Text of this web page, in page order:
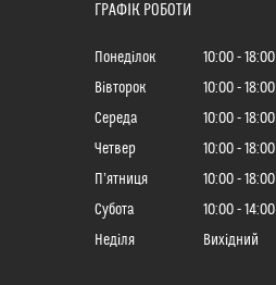
ГРАФІК РОБОТИ
Понеділок 10:00 18:00
Вівторок
10:00 18:00
Середа
10:00 18:00
Четвер
10:00 18:00
Пʼятниця
10:00 18:00
Субота
10:00 14:00
Неділя
Вихідний